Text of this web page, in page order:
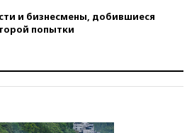
и бизнесмены, добившиеся
попытки